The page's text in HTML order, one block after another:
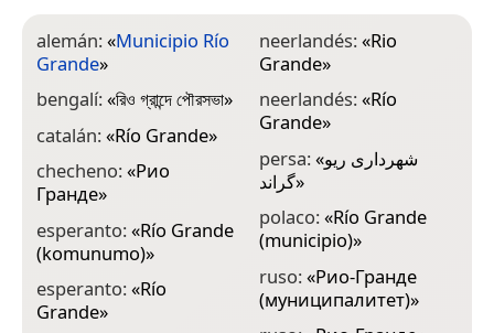
alemán:«Municipio Río
Grande»
bengalí:«রিও গ্রান্দে পৌরসভা»
catalán:«Río Grande»
checheno:«Рио
Гранде»
esperanto:«Río Grande
(komunumo)»
esperanto:«Río
Grande»
neerlandés:«Rio
Grande»
neerlandés:«Río
Grande»
persa:«شهرداری ریو
گراند»
polaco:«Río Grande
(municipio)»
ruso:«Рио-Гранде
(муниципалитет)»